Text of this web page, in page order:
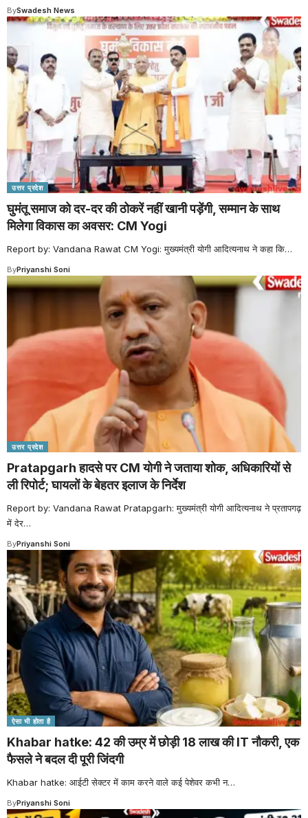
BySwadesh News
उत्तर प्रदेश
घुमंतू समाज को दर-दर की ठोकरें नहीं खानी पड़ेंगी, सम्मान के साथ
मिलेगा विकास का अवसर: CM Yogi
Report by: Vandana Rawat CM Yogi: मुख्यमंत्री योगी आदित्यनाथ ने कहा कि…
ByPriyanshi Soni
उत्तर प्रदेश
Pratapgarh हादसे पर CM योगी ने जताया शोक, अधिकारियों से
ली रिपोर्ट; घायलों के बेहतर इलाज के निर्देश
Report by: Vandana Rawat Pratapgarh: मुख्यमंत्री योगी आदित्यनाथ ने प्रतापगढ़
में देर…
ByPriyanshi Soni
ऐसा भी होता है
Khabar hatke: 42 की उम्र में छोड़ी 18 लाख की IT नौकरी, एक
फैसले ने बदल दी पूरी जिंदगी
Khabar hatke: आईटी सेक्टर में काम करने वाले कई पेशेवर कभी न…
ByPriyanshi Soni